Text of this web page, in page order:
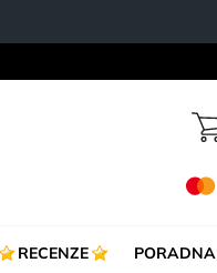
RECENZE PORADNA